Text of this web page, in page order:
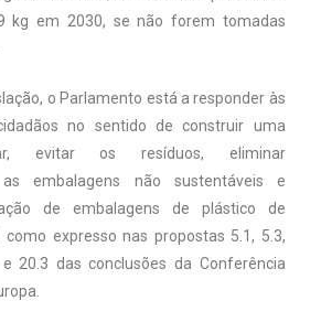
kg em 2030, se não forem tomadas
o Parlamento está a responder às
no sentido de construir uma
evitar os resíduos, eliminar
as embalagens não sustentáveis e
de embalagens de plástico de
expresso nas propostas 5.1, 5.3,
20.3 das conclusões da Conferência